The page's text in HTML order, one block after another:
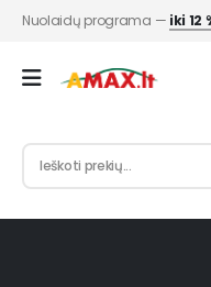
Nuolaidų programa — iki 12